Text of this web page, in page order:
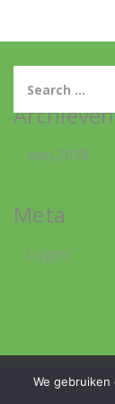
Archieven
mei 2018
Meta
Login
We